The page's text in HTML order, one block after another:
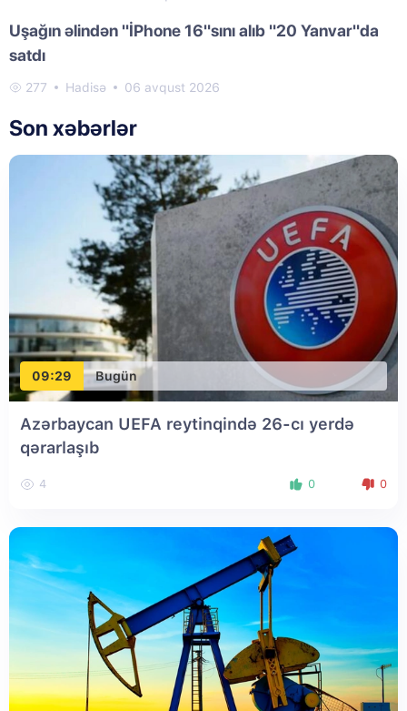
Uşağın əlindən "İPhone 16"sını alıb "20 Yanvar"da
satdı
277 Hadisə 06 avqust 2026
Son xəbərlər
09:29 Bugün
Azərbaycan UEFA reytinqində 26-cı yerdə
qərarlaşıb
4 0 0